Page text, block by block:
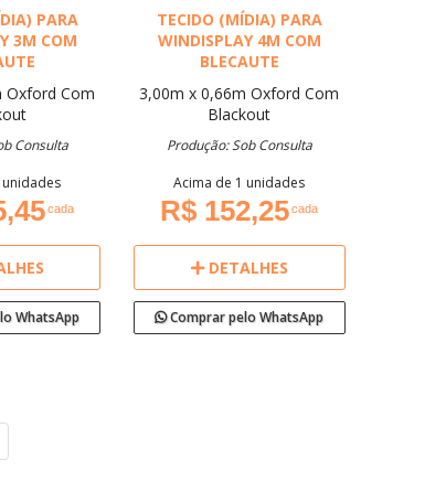
PARA
3M COM
Oxford Com
Consulta
cada
WhatsApp
TECIDO (MÍDIA) PARA
WINDISPLAY 4M COM
BLECAUTE
3,00m x 0,66m Oxford Com
Blackout
Produção: Sob Consulta
Acima de 1 unidades
R$ 152,25cada
DETALHES
Comprar pelo WhatsApp